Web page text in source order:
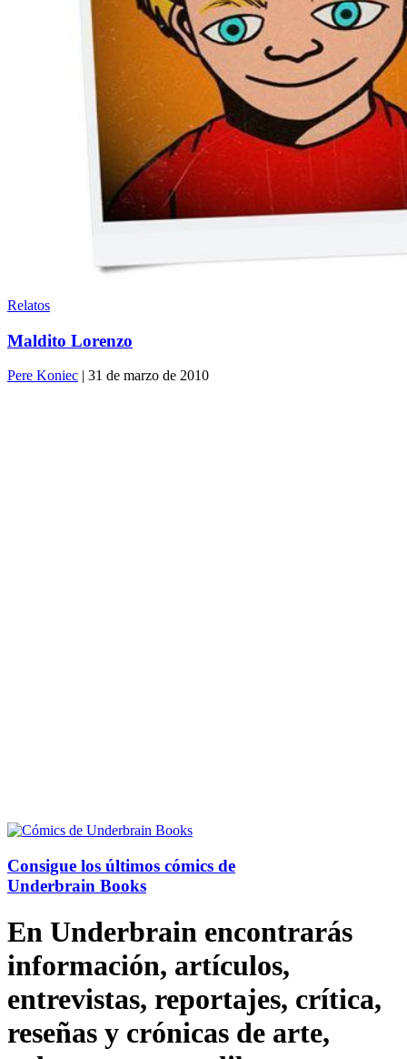
Relatos
Maldito Lorenzo
Pere Koniec | 31 de marzo de 2010
Consigue los últimos cómics de
Underbrain Books
En Underbrain encontrarás
información, artículos,
entrevistas, reportajes, crítica,
reseñas y crónicas de arte,